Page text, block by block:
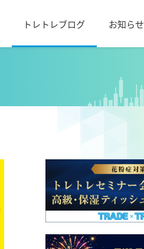
トレトレブログ お知らせ